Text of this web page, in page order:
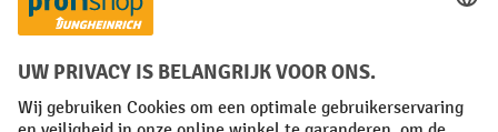
Facebook
YouTube
LinkedInInstagram
Algemene leveringsvoorwaarden Copyright